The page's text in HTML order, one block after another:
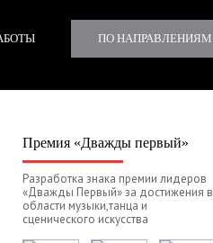
ПО НАПРАВЛЕНИЯМ
Премия «Дважды первый»
Разработка знака премии лидеров
«Дважды Первый» за достижения в
области музыки,танца и
сценического искусства